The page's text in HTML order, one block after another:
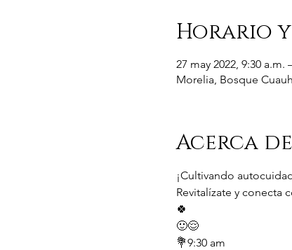
Horario
27 may 2022, 9:30 a.m.
Morelia, Bosque
Acerca
¡Cultivando
Revitalízate y conecta
🍀
🙂😌
💐9:30 am